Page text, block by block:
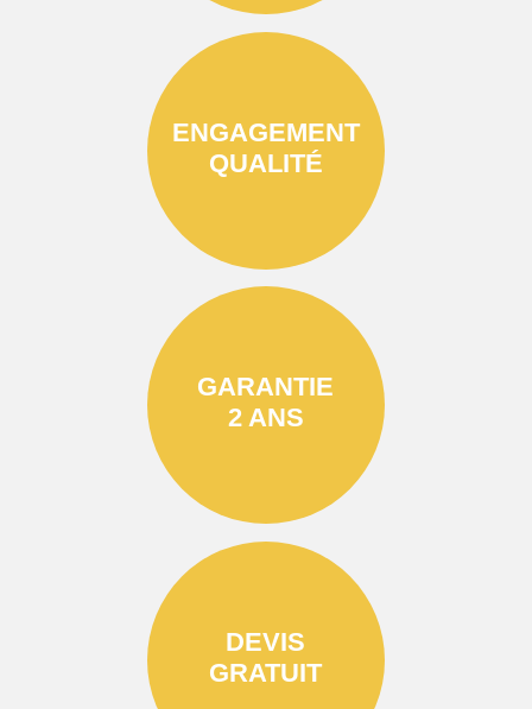
ENGAGEMENT
QUALITÉ
GARANTIE
2 ANS
DEVIS
GRATUIT